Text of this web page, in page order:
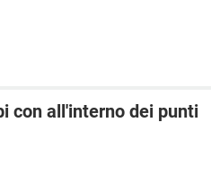
con all'interno dei punti